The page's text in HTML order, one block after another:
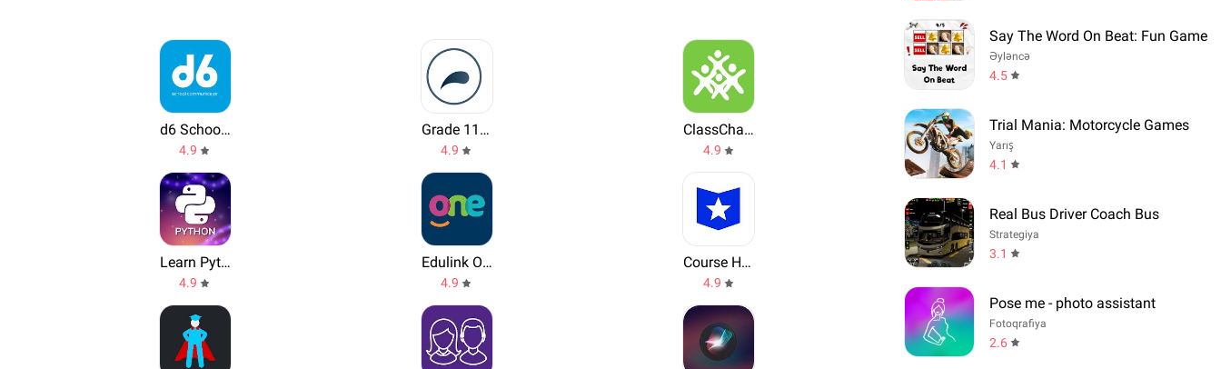
d6 School Communicator
4.9
Grade 11 Mathematics Mobile Application
4.9
ClassCharts Parents
4.9
Learn Python
4.9
Edulink One
4.9
Course Hero
4.9
Say The Word On Beat: Fun Game
Əyləncə
4.5
Trial Mania: Motorcycle Games
Yarış
4.1
Real Bus Driver Coach Bus
Strategiya
3.1
Pose me - photo assistant
Fotoqrafiya
2.6